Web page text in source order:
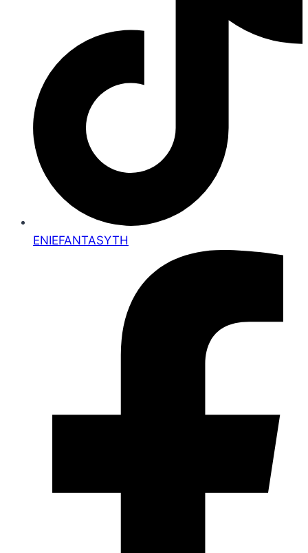
ENIEFANTASYTH